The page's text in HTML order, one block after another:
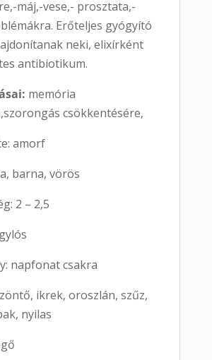
máj,-vese,- prosztata,-
Erőteljes gyógyító
neki, elixírként
antibiotikum.
memória
csökkentésére,
amorf
barna, vörös
2 – 2,5
napfonat csakra
ikrek, oroszlán, szűz,
nyilas